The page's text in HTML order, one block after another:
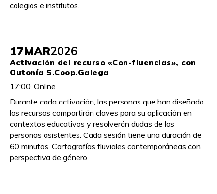
colegios e institutos.
17MAR2026
Activación del recurso «Con-fluencias», con
Outonía S.Coop.Galega
17:00, Online
Durante cada activación, las personas que han diseñado
los recursos compartirán claves para su aplicación en
contextos educativos y resolverán dudas de las
personas asistentes. Cada sesión tiene una duración de
60 minutos. Cartografías fluviales contemporáneas con
perspectiva de género